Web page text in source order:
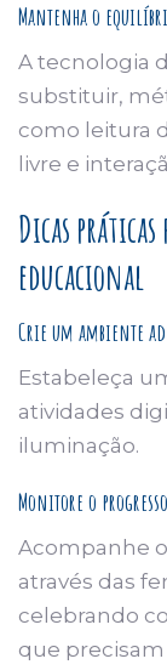
Mantenha o
A tecnologia
substituir,
como leitura
livre e
Dicas
educacional
Crie um ambiente
Estabeleça
atividades
iluminação.
Monitore o progresso
Acompanhe
através das
celebrando
que